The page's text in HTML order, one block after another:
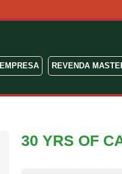
EMPRESA REVENDA
30 YRS OF